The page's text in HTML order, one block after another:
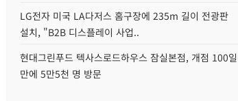
LG전자 미국 LA다저스 홈구장에 235m 길이 전광판
설치, "B2B 디스플레이 사업..
현대그린푸드 텍사스로드하우스 잠실본점, 개점 100일
만에 5만5천 명 방문